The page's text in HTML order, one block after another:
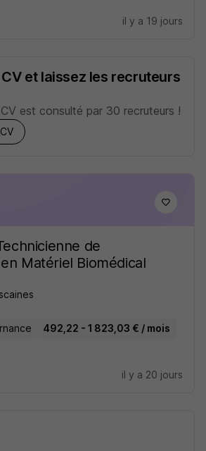
il y a 19 jours
et laissez les recruteurs
est consulté par 30 recruteurs !
de
Matériel Biomédical
492,22 - 1 823,03 € / mois
il y a 20 jours